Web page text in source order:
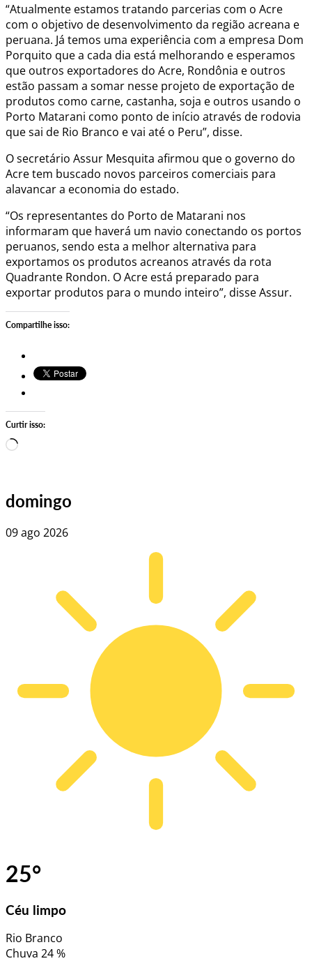
“Atualmente estamos tratando parcerias com o Acre
com o objetivo de desenvolvimento da região acreana e
peruana. Já temos uma experiência com a empresa Dom
Porquito que a cada dia está melhorando e esperamos
que outros exportadores do Acre, Rondônia e outros
estão passam a somar nesse projeto de exportação de
produtos como carne, castanha, soja e outros usando o
Porto Matarani como ponto de início através de rodovia
que sai de Rio Branco e vai até o Peru”, disse.
O secretário Assur Mesquita afirmou que o governo do
Acre tem buscado novos parceiros comerciais para
alavancar a economia do estado.
“Os representantes do Porto de Matarani nos
informaram que haverá um navio conectando os portos
peruanos, sendo esta a melhor alternativa para
exportamos os produtos acreanos através da rota
Quadrante Rondon. O Acre está preparado para
exportar produtos para o mundo inteiro”, disse Assur.
Compartilhe isso:
Curtir isso:
Carregando…
domingo
09 ago 2026
25°
Céu limpo
Rio Branco
Chuva 24 %